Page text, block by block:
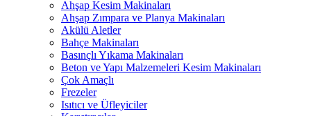
Ahşap Kesim Makinaları
Ahşap Zımpara ve Planya Makinaları
Akülü Aletler
Bahçe Makinaları
Basınçlı Yıkama Makinaları
Beton ve Yapı Malzemeleri Kesim Makinaları
Çok Amaçlı
Frezeler
Isıtıcı ve Üfleyiciler